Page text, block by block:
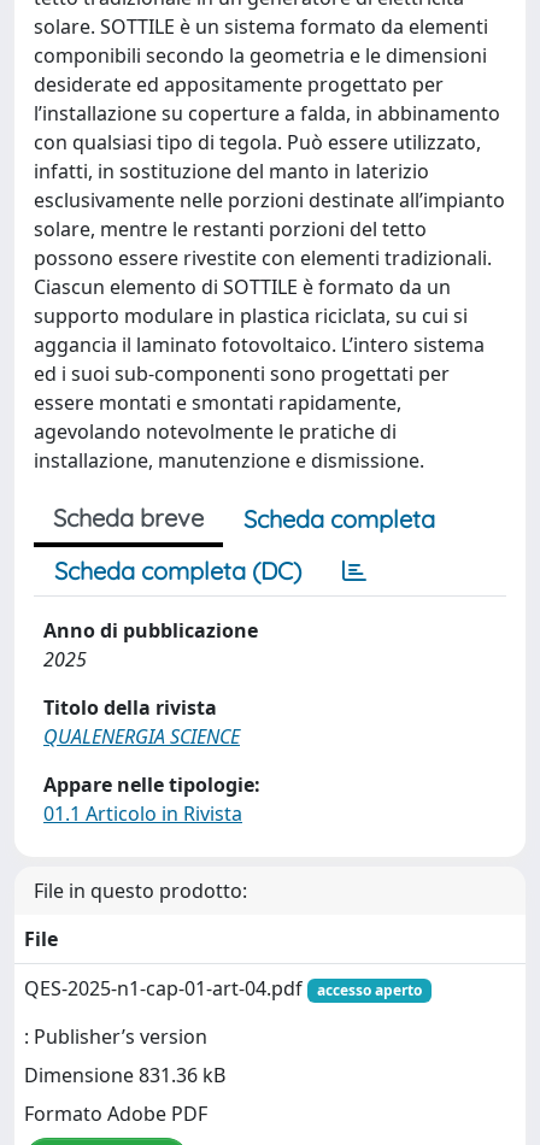
solare. SOTTILE è un sistema formato da elementi
componibili secondo la geometria e le dimensioni
desiderate ed appositamente progettato per
l’installazione su coperture a falda, in abbinamento
con qualsiasi tipo di tegola. Può essere utilizzato,
infatti, in sostituzione del manto in laterizio
esclusivamente nelle porzioni destinate all’impianto
solare, mentre le restanti porzioni del tetto
possono essere rivestite con elementi tradizionali.
Ciascun elemento di SOTTILE è formato da un
supporto modulare in plastica riciclata, su cui si
aggancia il laminato fotovoltaico. L’intero sistema
ed i suoi sub-componenti sono progettati per
essere montati e smontati rapidamente,
agevolando notevolmente le pratiche di
installazione, manutenzione e dismissione.
Scheda breve
Scheda completa
Scheda completa (DC)
Anno di pubblicazione
2025
Titolo della rivista
QUALENERGIA SCIENCE
Appare nelle tipologie:
01.1 Articolo in Rivista
File in questo prodotto:
File
QES-2025-n1-cap-01-art-04.pdf
accesso aperto
: Publisher’s version
Dimensione 831.36 kB
Formato Adobe PDF